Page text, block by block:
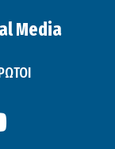
Media